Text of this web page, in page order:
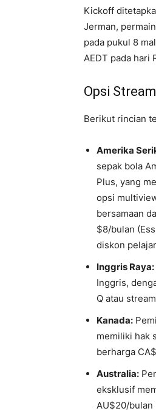
Kickoff
Jerman,
pada pukul 8
AEDT pada hari
Opsi
Berikut rincian
Amerika
sepak bola
Plus, yang
opsi
bersamaan
$8/bulan
diskon
Inggris Raya:
Inggris,
Q atau
Kanada:
memiliki hak
berharga
Australia:
eksklusif
AU$20/bulan